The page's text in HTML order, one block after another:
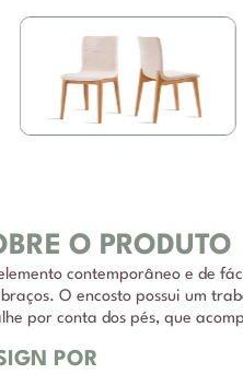
O PRODUTO
contemporâneo e de
braços. O encosto possui um
por conta dos pés, que
POR